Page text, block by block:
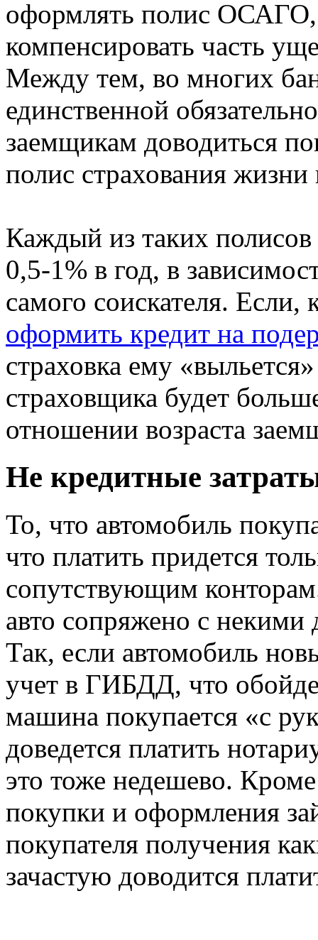
оформлять полис ОСАГО,
компенсировать часть
Между тем, во многих
единственной
заемщикам доводиться
полис страхования жизни
Каждый из таких полисов
0,5-1% в год, в
самого соискателя. Если,
оформить кредит на
страховка ему
страховщика будет
отношении возраста
Не кредитные
То, что автомобиль
что платить придется
сопутствующим
авто сопряжено с некими
Так, если автомобиль
учет в ГИБДД, что
машина покупается «с
доведется платить
это тоже недешево.
покупки и оформления
покупателя получения
зачастую доводится